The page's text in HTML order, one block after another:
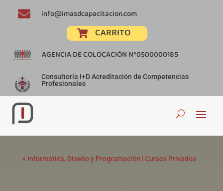
 info@imasdcapacitacion.com
 CARRITO
AGENCIA DE COLOCACIÓN Nº0500000185
Consultoría I+D Acreditación de Competencias
Profesionales
< Informática, Diseño y Programación |Cursos Privados